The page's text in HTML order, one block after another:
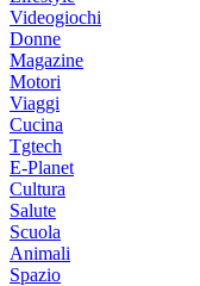
Videogiochi
Donne
Magazine
Motori
Viaggi
Cucina
Tgtech
E-Planet
Cultura
Salute
Scuola
Animali
Spazio